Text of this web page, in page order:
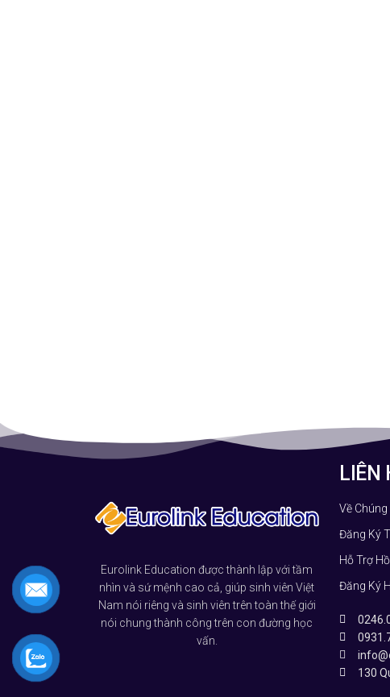
Eurolink Education được thành lập với tầm
nhìn và sứ mệnh cao cả, giúp sinh viên Việt
Nam nói riêng và sinh viên trên toàn thế giới
nói chung thành công trên con đường học
vấn.
LIÊN
Về Chúng
Đăng Ký
Hỗ Trợ
Đăng Ký
130